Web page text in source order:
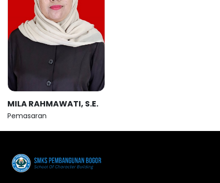
MILA RAHMAWATI, S.E.
Pemasaran